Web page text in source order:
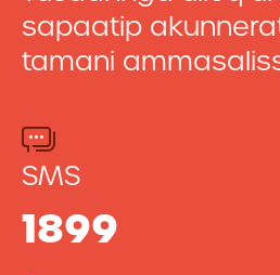
sapaatip
tamani
SMS
1899